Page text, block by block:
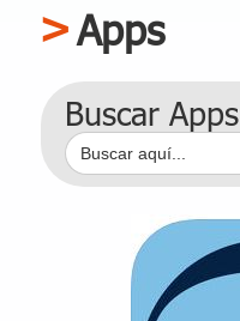
Apps
Buscar Apps
Buscar: